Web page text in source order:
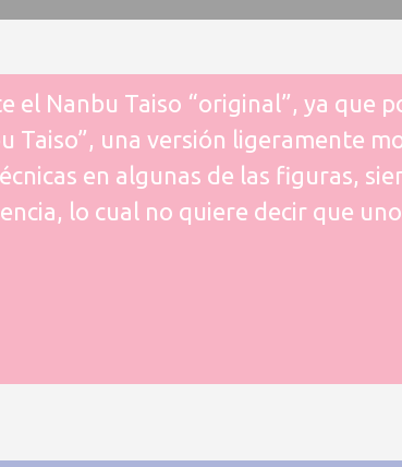
el Nanbu Taiso “original”, ya que
Taiso”, una versión ligeramente
en algunas de las figuras,
lo cual no quiere decir que